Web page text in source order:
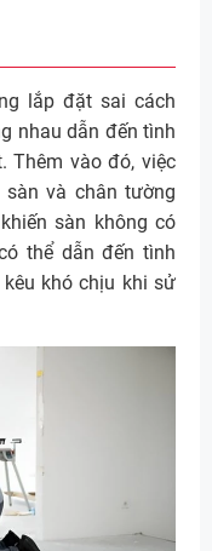
lắp đặt sai cách
nhau dẫn đến tình
Thêm vào đó, việc
và chân tường
sàn không có
thể dẫn đến tình
khó chịu khi sử